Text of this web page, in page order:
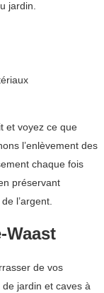
jardin.
et voyez ce que
l’enlèvement des
chaque fois
préservant
l’argent.
Waast
de vos
jardin et caves à